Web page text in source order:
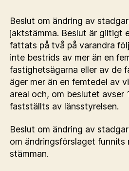
Beslut om ändring av
jaktstämma. Beslut är giltigt
fattats på två på varandra
inte bestrids av mer än en
fastighetsägarna eller av de
äger mer än en femtedel av
areal och, om beslutet avser
fastställts av länsstyrelsen.
Beslut om ändring av
om ändringsförslaget funnits
stämman.